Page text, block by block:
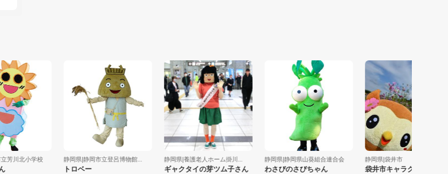
市立芳川北小学校
ん
静岡県|静岡市立登呂博物館...
トロベー
静岡県|養護老人ホーム掛川...
ギャクタイの芽ツム子さん
静岡県|静岡県山葵組合連合会
わさびのさびちゃん
静岡県|袋井市
袋井市キャラクター「